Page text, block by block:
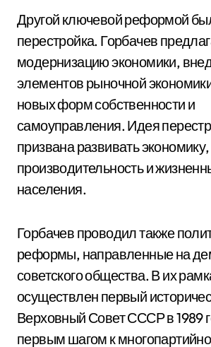
Другой ключевой реформой
перестройка. Горбачев
модернизацию экономики,
элементов рыночной
новых форм собственности и
самоуправления. Идея
призвана развивать
производительность и
населения.
Горбачев проводил также
реформы, направленные на
советского общества. В их
осуществлен первый
Верховный Совет СССР в 1989
первым шагом к